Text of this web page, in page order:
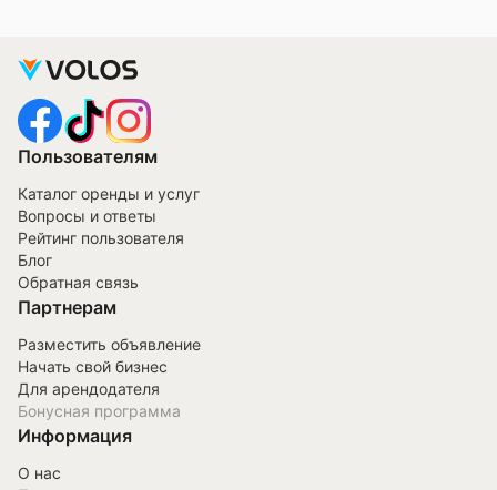
Пользователям
Каталог оренды и услуг
Вопросы и ответы
Рейтинг пользователя
Блог
Обратная связь
Партнерам
Разместить объявление
Начать свой бизнес
Для арендодателя
Бонусная программа
Информация
О нас